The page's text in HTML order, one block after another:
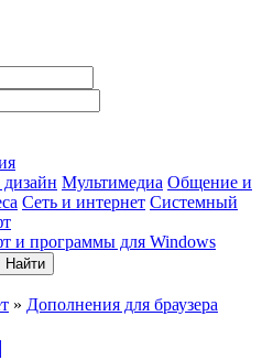
Мультимедиа Общение и
Сеть и интернет Системный
и программы для Windows
Найти
» Дополнения для браузера